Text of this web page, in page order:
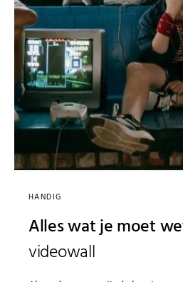
HANDIG
Alles wat je moet
videowall